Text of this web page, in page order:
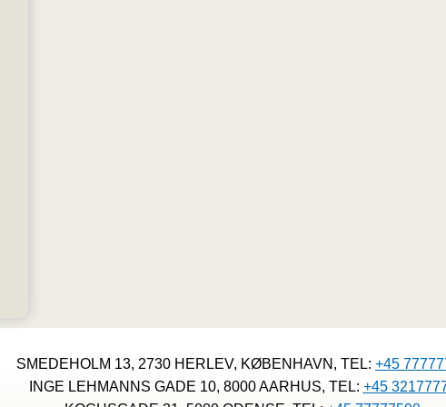
SMEDEHOLM 13, 2730 HERLEV, KØBENHAVN, TEL: +45
INGE LEHMANNS GADE 10, 8000 AARHUS, TEL: +45